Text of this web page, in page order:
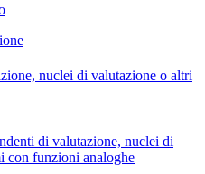
nuclei di valutazione o altri
di valutazione, nuclei di
con funzioni analoghe